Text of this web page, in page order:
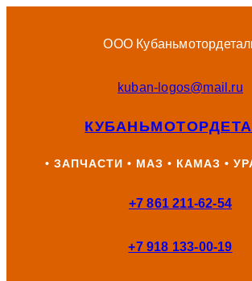
ООО
kuban-logos@mail.ru
• ЗАПЧАСТИ • МАЗ • КАМАЗ •
+7 861 211-62-54
+7 918 133-00-19